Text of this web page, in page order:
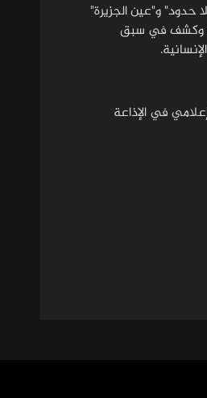
والحياة"، وبلا حدود" و"عين الجزيرة"
عن حصار الفلوجة، وكشف في سبق
(2001 - الآن). - مذيع النشرات الرئيسية في التلفزيون الجزائري - (1997 - 2001). - إعلامي في الإذاعة